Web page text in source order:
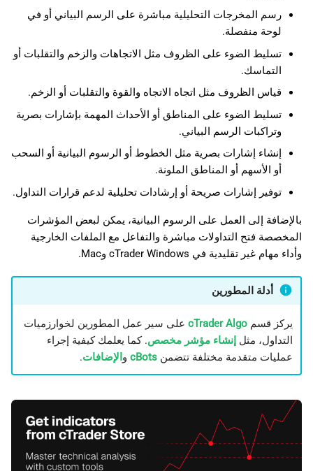
رسم المخرجات التحليلية مباشرة على الرسم البياني أو في
لوحة منفصلة.
تسليط الضوء على الظروف مثل الاتجاهات والزخم والتقلبات أو
التماسك.
قياس الظروف مثل اتجاه الاتجاه والقوة والتقلبات أو الزخم.
تسليط الضوء على المناطق أو الأحداث المهمة بإشارات بصرية
وتراكبات الرسم البياني.
إنشاء إشارات بصرية مثل الخطوط أو الرسوم البيانية أو السحب
أو الأسهم أو المناطق الملونة.
توفير إشارات صريحة أو إرشادات تحليلية لدعم قرارات التداول.
بالإضافة إلى العمل على الرسوم البيانية، يمكن لبعض المؤشرات
المخصصة فتح التداولات مباشرة والتفاعل مع الملفات الخارجية
وأداء مهام غير تقليدية في cTrader Windows وMac.
أدلة المطورين
يركز قسمcTrader Algo على سير عمل المطورين لخوارزميات
التداول، مثلإنشاء مؤشر مخصص. كما يعلمك كيفية إجراء
عمليات متقدمة مختلفة تتضمنcBots و الإضافات.